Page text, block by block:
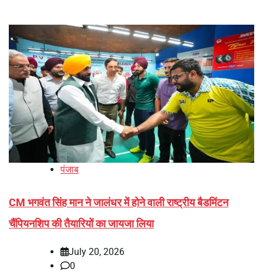
पंजाब
CM भगवंत सिंह मान ने जालंधर में होने वाली राष्ट्रीय बैडमिंटन
चैंपियनशिप की तैयारियों का जायजा लिया
July 20, 2026
0